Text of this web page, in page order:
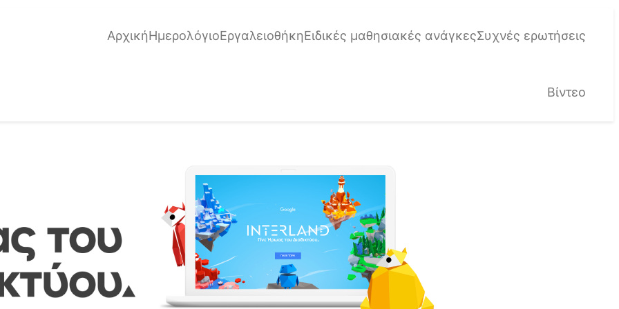
ΑρχικήΗμερολόγιοΕργαλειοθήκηΕιδικές μαθησιακές ανάγκεςΣυχνές ερωτήσεις
Βίντεο